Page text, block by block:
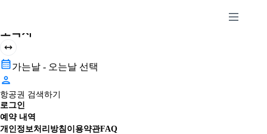
도착지
가는날 - 오는날 선택
항공권 검색하기
로그인
예약 내역
개인정보처리방침 이용약관FAQ